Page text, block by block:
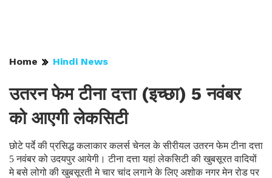
Home Hindi News
उतरन फेम टीना दत्ता (इच्छा) 5 नवंबर
को आएगी लेकसिटी
छोटे पर्दे की प्रसिद्ध कलाकार कलर्स चेनल के सीरीयल उतरन फेम टीना दत्ता
5 नवंबर को उदयपुर आयेगी। टीना दत्ता यहां लेकसिटी की खुबसूरत वादियों
मे बसे लोगो की खुबसूरती मे चार चांद लगाने के लिए अशोक नगर मेन रोड पर